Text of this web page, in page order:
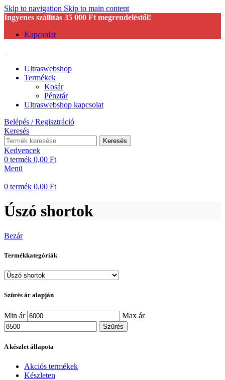
Skip to navigation Skip to main content
Ingyenes szállítás 35 000 Ft megrendeléstől!
Kapcsolat
Ultraswebshop
Termékek
Kosár
Pénztár
Ultraswebshop kapcsolat
Belépés / Regisztráció
Keresés
Keresés
Kedvencek
0 termék 0,00 Ft
Menü
0 termék 0,00 Ft
Úszó shortok
Bezár
Termékkategóriák
Szűrés ár alapján
Min ár Max ár
Szűrés
A készlet állapota
Akciós termékek
Készleten